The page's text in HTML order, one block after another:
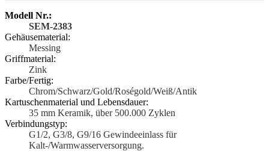
Modell Nr.:
SEM-2383
Gehäusematerial:
Messing
Griffmaterial:
Zink
Farbe/Fertig:
Chrom/Schwarz/Gold/Roségold/Weiß/Antik
Kartuschenmaterial und Lebensdauer:
35 mm Keramik, über 500.000 Zyklen
Verbindungstyp:
G1/2, G3/8, G9/16 Gewindeeinlass für
Kalt-/Warmwasserversorgung.